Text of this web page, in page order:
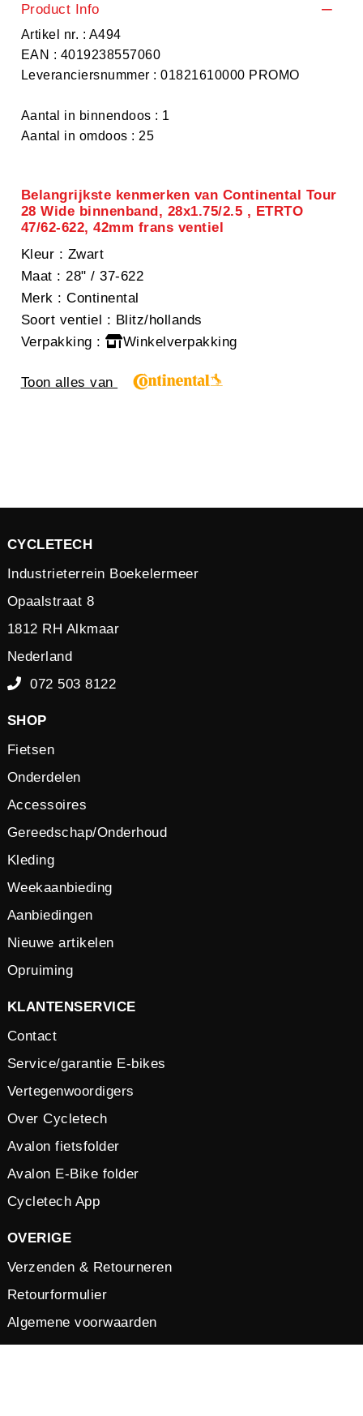
Product Info
Artikel nr. : A494
EAN : 4019238557060
Leveranciersnummer : 01821610000 PROMO
Aantal in binnendoos : 1
Aantal in omdoos : 25
Belangrijkste kenmerken van Continental Tour
28 Wide binnenband, 28x1.75/2.5 , ETRTO
47/62-622, 42mm frans ventiel
Kleur : Zwart
Maat : 28" / 37-622
Merk : Continental
Soort ventiel : Blitz/hollands
Verpakking : Winkelverpakking
Toon alles van
CYCLETECH
Industrieterrein Boekelermeer
Opaalstraat 8
1812 RH Alkmaar
Nederland
072 503 8122
SHOP
Fietsen
Onderdelen
Accessoires
Gereedschap/Onderhoud
Kleding
Weekaanbieding
Aanbiedingen
Nieuwe artikelen
Opruiming
KLANTENSERVICE
Contact
Service/garantie E-bikes
Vertegenwoordigers
Over Cycletech
Avalon fietsfolder
Avalon E-Bike folder
Cycletech App
OVERIGE
Verzenden & Retourneren
Retourformulier
Algemene voorwaarden
Vacatures